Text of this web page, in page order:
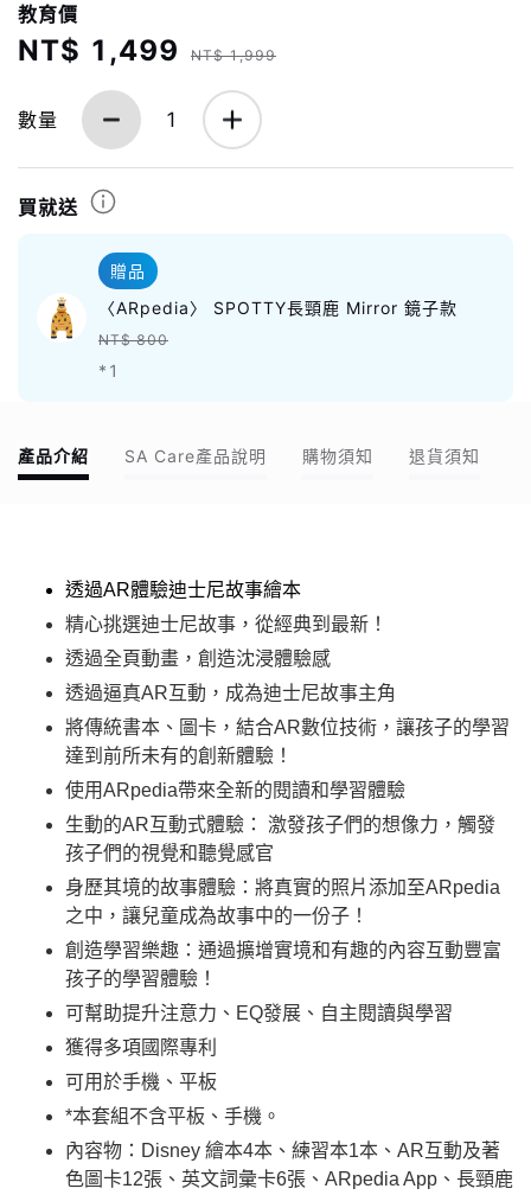
教育價
NT$ 1,499 NT$ 1,999
數量 1
買就送
贈品
〈ARpedia〉 SPOTTY長頸鹿 Mirror 鏡子款
NT$ 800
*1
產品介紹 SA Care產品說明 購物須知 退貨須知
透過AR體驗迪士尼故事繪本
精心挑選迪士尼故事，從經典到最新！
透過全頁動畫，創造沈浸體驗感
透過逼真AR互動，成為迪士尼故事主角
將傳統書本、圖卡，結合AR數位技術，讓孩子的學習
達到前所未有的創新體驗！
使用ARpedia帶來全新的閱讀和學習體驗
生動的AR互動式體驗： 激發孩子們的想像力，觸發
孩子們的視覺和聽覺感官
身歷其境的故事體驗：將真實的照片添加至ARpedia
之中，讓兒童成為故事中的一份子！
創造學習樂趣：通過擴增實境和有趣的內容互動豐富
孩子的學習體驗！
可幫助提升注意力、EQ發展、自主閱讀與學習
獲得多項國際專利
可用於手機、平板
*本套組不含平板、手機。
內容物：Disney 繪本4本、練習本1本、AR互動及著
色圖卡12張、英文詞彙卡6張、ARpedia App、長頸鹿